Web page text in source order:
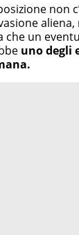
non
che un
uno degli